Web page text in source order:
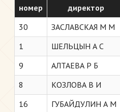
номер директор
30
ЗАСЛАВСКАЯ М М
1
ШЕЛЬЦЫН А С
9
АЛТАЕВА Р Б
8
КОЗЛОВА В И
16
ГУБАЙДУЛИН А М